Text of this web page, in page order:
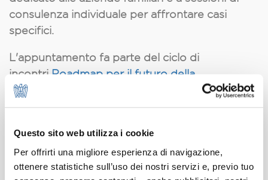
Questo sito web utilizza i cookie
Per offrirti una migliore esperienza di navigazione,
ottenere statistiche sull’uso dei nostri servizi e, previo tuo
consulenza individuale per affrontare casi
specifici.
L'appuntamento fa parte del ciclo di
incontri Roadmap per il futuro della
meccatronica
Per ragioni organizzative la visita è a numero
chiuso – fino al raggiungimento dei posti
disponibili.